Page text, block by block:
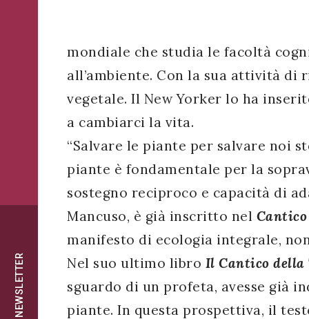
NEWSLETTER
mondiale che studia le facoltà
all’ambiente. Con la sua attività di
vegetale. Il New Yorker lo ha
a cambiarci la vita.
“Salvare le piante per salvare noi
piante è fondamentale per la
sostegno reciproco e capacità di
Mancuso, è già inscritto nel
manifesto di ecologia integrale,
Nel suo ultimo libro Il Cantico della
sguardo di un profeta, avesse già
piante. In questa prospettiva, il